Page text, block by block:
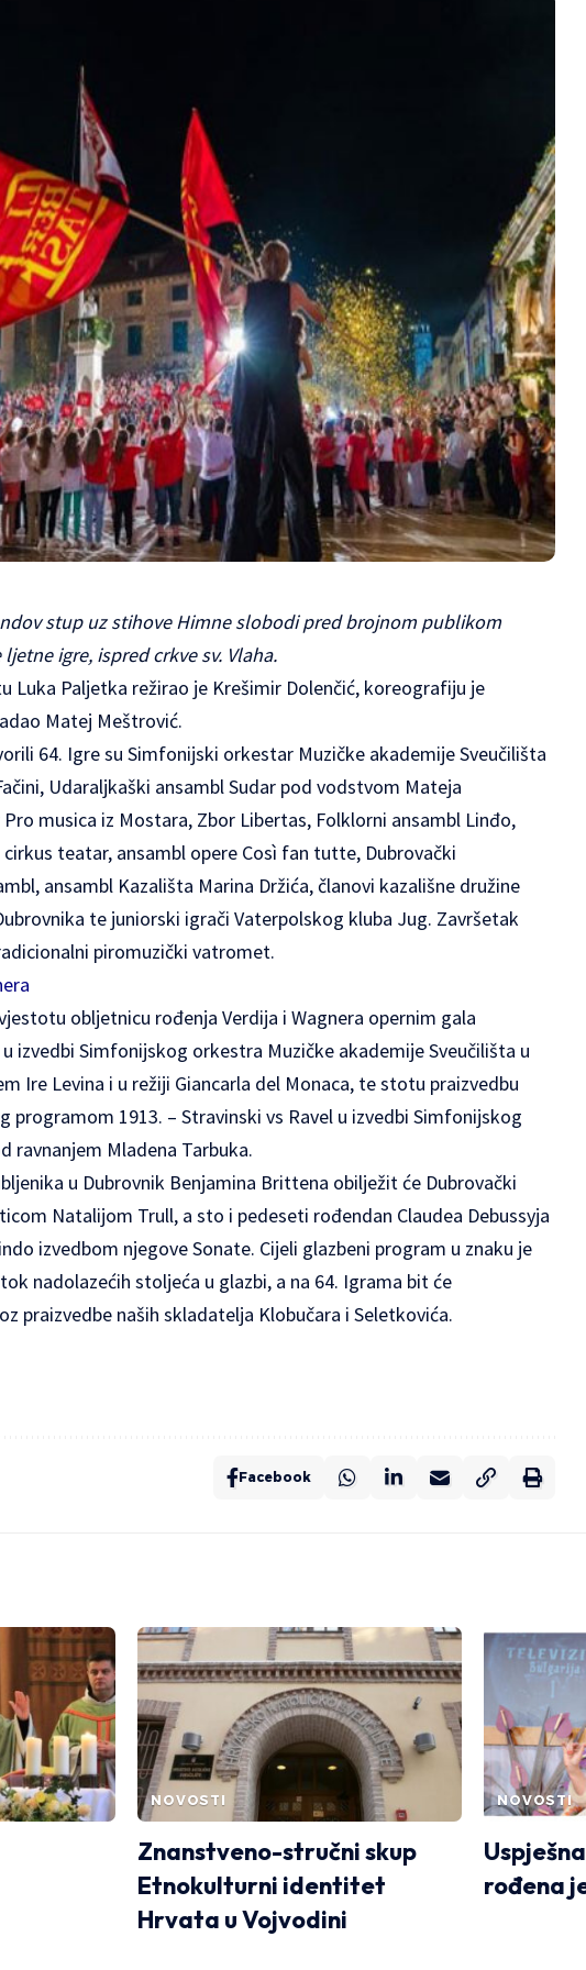
stup uz stihove Himne slobodi pred brojnom publikom
igre, ispred crkve sv. Vlaha.
Luka Paljetka režirao je Krešimir Dolenčić, koreografiju je
Matej Meštrović.
64. Igre su Simfonijski orkestar Muzičke akademije Sveučilišta
Udaraljkaški ansambl Sudar pod vodstvom Mateja
musica iz Mostara, Zbor Libertas, Folklorni ansambl Linđo,
teatar, ansambl opere Così fan tutte, Dubrovački
ansambl Kazališta Marina Držića, članovi kazališne družine
te juniorski igrači Vaterpolskog kluba Jug. Završetak
piromuzički vatromet.
obljetnicu rođenja Verdija i Wagnera opernim gala
izvedbi Simfonijskog orkestra Muzičke akademije Sveučilišta u
Ire Levina i u režiji Giancarla del Monaca, te stotu praizvedbu
programom 1913. – Stravinski vs Ravel u izvedbi Simfonijskog
ravnanjem Mladena Tarbuka.
u Dubrovnik Benjamina Brittena obilježit će Dubrovački
Natalijom Trull, a sto i pedeseti rođendan Claudea Debussyja
izvedbom njegove Sonate. Cijeli glazbeni program u znaku je
nadolazećih stoljeća u glazbi, a na 64. Igrama bit će
praizvedbe naših skladatelja Klobučara i Seletkovića.
Facebook
NOVOSTI
Znanstveno-stručni skup
Etnokulturni identitet
Hrvata u Vojvodini
NOVOSTI
rođena